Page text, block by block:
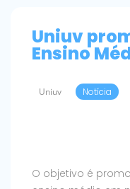
Uniuv
Ensino
Uniuv Notícia
O objetivo é